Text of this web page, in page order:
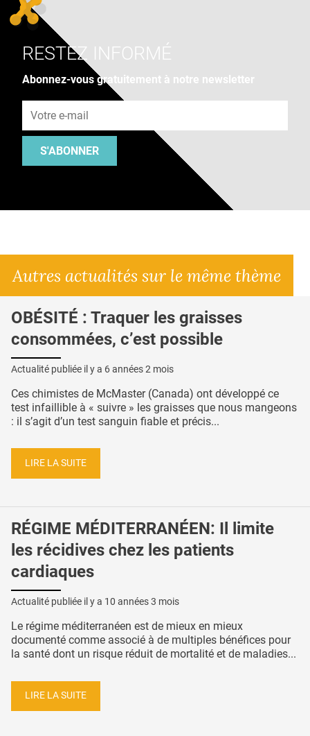
RESTEZ INFORMÉ
Abonnez-vous gratuitement à notre newsletter
S'ABONNER
Autres actualités sur le même thème
OBÉSITÉ : Traquer les graisses
consommées, c’est possible
Actualité publiée il y a 6 années 2 mois
Ces chimistes de McMaster (Canada) ont développé ce
test infaillible à « suivre » les graisses que nous mangeons
: il s’agit d’un test sanguin fiable et précis...
LIRE LA SUITE
RÉGIME MÉDITERRANÉEN: Il limite
les récidives chez les patients
cardiaques
Actualité publiée il y a 10 années 3 mois
Le régime méditerranéen est de mieux en mieux
documenté comme associé à de multiples bénéfices pour
la santé dont un risque réduit de mortalité et de maladies...
LIRE LA SUITE